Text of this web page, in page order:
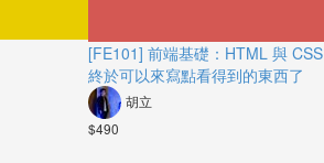
[FE101] 前端基礎：HTML 與 CSS
終於可以來寫點看得到的東西了
胡立
$490